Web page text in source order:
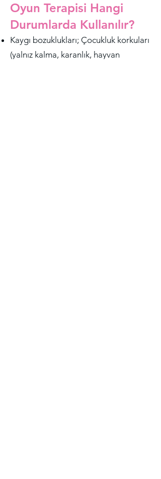
Oyun Terapisi Hangi
Durumlarda Kullanılır?
Kaygı bozuklukları; Çocukluk korkuları
(yalnız kalma, karanlık, hayvan